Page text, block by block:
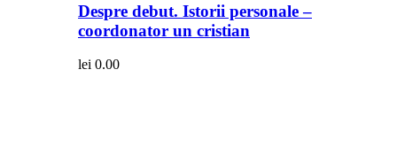
Despre debut. Istorii personale –
coordonator un cristian
lei 0.00